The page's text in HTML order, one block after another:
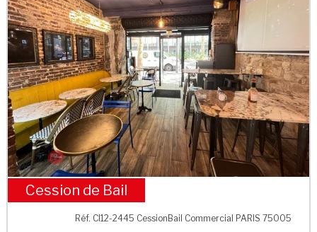
M° Jussieu
Cession de Bail
Réf. CI12-2445 CessionBail Commercial PARIS 75005